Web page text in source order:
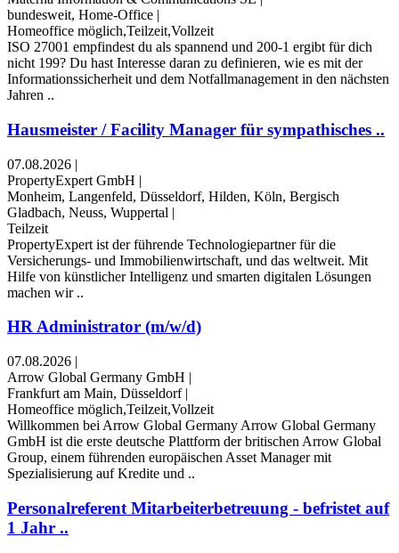
bundesweit, Home-Office |
Homeoffice möglich,Teilzeit,Vollzeit
ISO 27001 empfindest du als spannend und 200-1 ergibt für dich
nicht 199? Du hast Interesse daran zu definieren, wie es mit der
Informationssicherheit und dem Notfallmanagement in den nächsten
Jahren ..
Hausmeister / Facility Manager für sympathisches ..
07.08.2026 |
PropertyExpert GmbH |
Monheim, Langenfeld, Düsseldorf, Hilden, Köln, Bergisch
Gladbach, Neuss, Wuppertal |
Teilzeit
PropertyExpert ist der führende Technologiepartner für die
Versicherungs- und Immobilienwirtschaft, und das weltweit. Mit
Hilfe von künstlicher Intelligenz und smarten digitalen Lösungen
machen wir ..
HR Administrator (m/w/d)
07.08.2026 |
Arrow Global Germany GmbH |
Frankfurt am Main, Düsseldorf |
Homeoffice möglich,Teilzeit,Vollzeit
Willkommen bei Arrow Global Germany Arrow Global Germany
GmbH ist die erste deutsche Plattform der britischen Arrow Global
Group, einem führenden europäischen Asset Manager mit
Spezialisierung auf Kredite und ..
Personalreferent Mitarbeiterbetreuung - befristet auf
1 Jahr ..